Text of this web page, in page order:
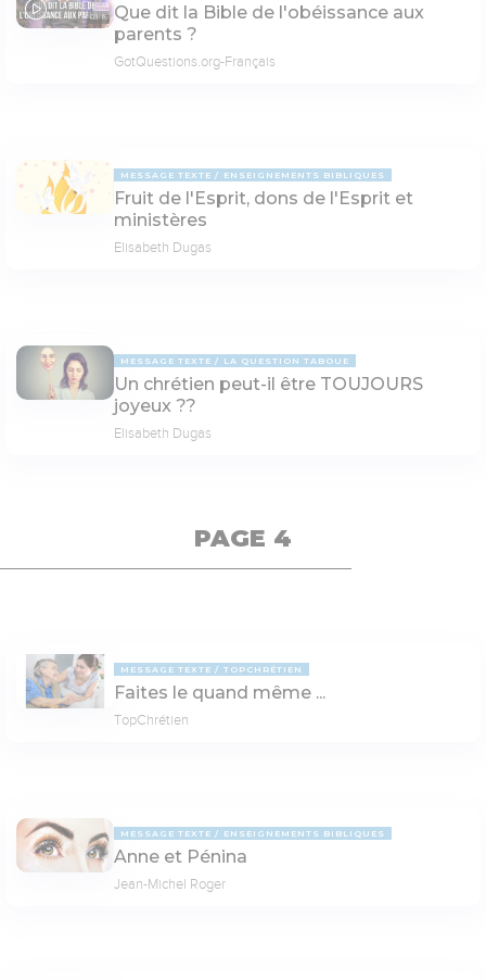
03:15
Que dit la Bible de l'obéissance aux
parents ?
GotQuestions.org-Français
MESSAGE TEXTE ENSEIGNEMENTS BIBLIQUES
Fruit de l'Esprit, dons de l'Esprit et
ministères
Elisabeth Dugas
MESSAGE TEXTE LA QUESTION TABOUE
Un chrétien peut-il être TOUJOURS
joyeux ??
Elisabeth Dugas
PAGE 4
MESSAGE TEXTE TOPCHRÉTIEN
Faites le quand même ...
TopChrétien
MESSAGE TEXTE ENSEIGNEMENTS BIBLIQUES
Anne et Pénina
Jean-Michel Roger